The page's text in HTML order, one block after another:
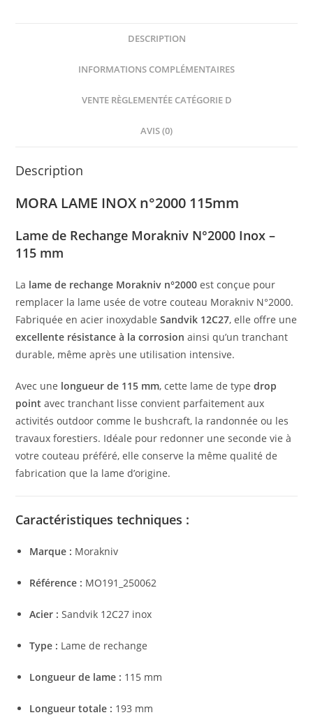
DESCRIPTION
INFORMATIONS COMPLÉMENTAIRES
VENTE RÈGLEMENTÉE CATÉGORIE D
AVIS (0)
Description
MORA LAME INOX n°2000 115mm
Lame de Rechange Morakniv N°2000 Inox –
115 mm
La lame de rechange Morakniv n°2000 est conçue pour
remplacer la lame usée de votre couteau Morakniv N°2000.
Fabriquée en acier inoxydableSandvik 12C27, elle offre une
excellente résistance à la corrosion ainsi qu’un tranchant
durable, même après une utilisation intensive.
Avec une longueur de 115 mm, cette lame de typedrop
point avec tranchant lisse convient parfaitement aux
activités outdoor comme le bushcraft, la randonnée ou les
travaux forestiers. Idéale pour redonner une seconde vie à
votre couteau préféré, elle conserve la même qualité de
fabrication que la lame d’origine.
Caractéristiques techniques :
Marque : Morakniv
Référence : MO191_250062
Acier : Sandvik 12C27 inox
Type : Lame de rechange
Longueur de lame : 115 mm
Longueur totale : 193 mm